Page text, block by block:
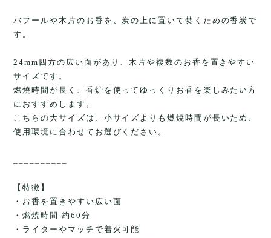
バフールや木片のお香を、炭の上に置いて焚くための香炭で
す。
24mm四方の広い面があり、木片や複数のお香を置きやすい
サイズです。
燃焼時間が長く、香炉を使ってゆっくりお香を楽しみたい方
におすすめします。
こちらの大サイズは、小サイズよりも燃焼時間が長いため、
使用環境に合わせてお選びください。
【特徴】
・お香を置きやすい広い面
・燃焼時間 約60分
・ライターやマッチで着火可能